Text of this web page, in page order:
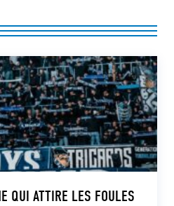
QUI ATTIRE LES FOULES